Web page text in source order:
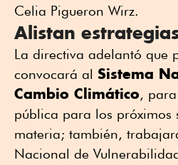
Celia Pigueron Wirz.
Alistan
La directiva adelantó que
convocará al Sistema
Cambio Climático,
pública para los próximos
materia; también,
Nacional de